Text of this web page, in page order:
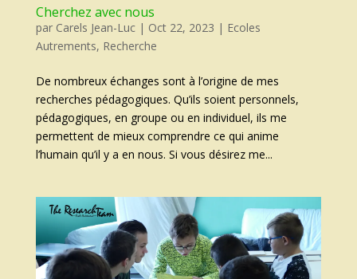
Cherchez avec nous
par Carels Jean-Luc| Oct 22, 2023 | Ecoles
Autrements, Recherche
De nombreux échanges sont à l’origine de mes
recherches pédagogiques. Qu’ils soient personnels,
pédagogiques, en groupe ou en individuel, ils me
permettent de mieux comprendre ce qui anime
l’humain qu’il y a en nous. Si vous désirez me...